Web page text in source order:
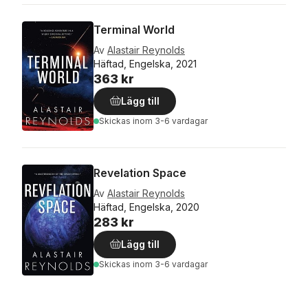
Terminal World
Av Alastair Reynolds
Häftad, Engelska, 2021
363 kr
Lägg till
Skickas inom 3-6 vardagar
Revelation Space
Av Alastair Reynolds
Häftad, Engelska, 2020
283 kr
Lägg till
Skickas inom 3-6 vardagar